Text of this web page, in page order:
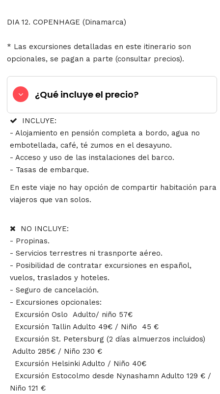
DIA 12. COPENHAGE (Dinamarca)
* Las excursiones detalladas en este itinerario son
opcionales, se pagan a parte (consultar precios).
¿Qué incluye el precio?
INCLUYE:
- Alojamiento en pensión completa a bordo, agua no
embotellada, café, té zumos en el desayuno.
- Acceso y uso de las instalaciones del barco.
- Tasas de embarque.
En este viaje no hay opción de compartir habitación para
viajeros que van solos.
NO INCLUYE:
- Propinas.
- Servicios terrestres ni trasnporte aéreo.
- Posibilidad de contratar excursiones en español,
vuelos, traslados y hoteles.
- Seguro de cancelación.
- Excursiones opcionales:
Excursión Oslo Adulto/ niño 57€
Excursión Tallin Adulto 49€ / Niño 45 €
Excursión St. Petersburg (2 días almuerzos incluidos)
Adulto 285€ / Niño 230 €
Excursión Helsinki Adulto / Niño 40€
Excursión Estocolmo desde Nynashamn Adulto 129 € /
Niño 121 €